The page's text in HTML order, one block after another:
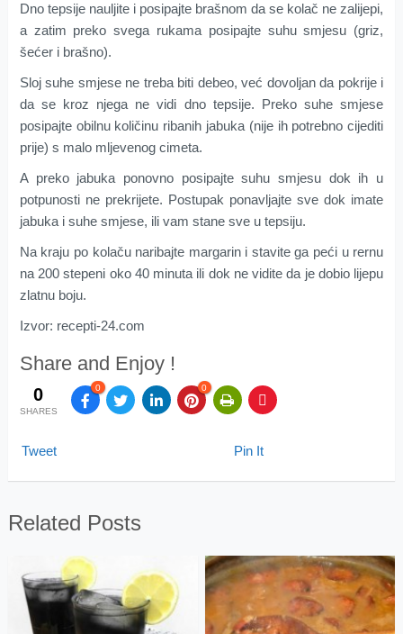
Dno tepsije nauljite i posipajte brašnom da se kolač ne zalijepi,
a zatim preko svega rukama posipajte suhu smjesu (griz,
šećer i brašno).
Sloj suhe smjese ne treba biti debeo, već dovoljan da pokrije i
da se kroz njega ne vidi dno tepsije. Preko suhe smjese
posipajte obilnu količinu ribanih jabuka (nije ih potrebno cijediti
prije) s malo mljevenog cimeta.
A preko jabuka ponovno posipajte suhu smjesu dok ih u
potpunosti ne prekrijete. Postupak ponavljajte sve dok imate
jabuka i suhe smjese, ili vam stane sve u tepsiju.
Na kraju po kolaču naribajte margarin i stavite ga peći u rernu
na 200 stepeni oko 40 minuta ili dok ne vidite da je dobio lijepu
zlatnu boju.
Izvor: recepti-24.com
Share and Enjoy !
0
SHARES
0 0
Tweet Pin It
Related Posts